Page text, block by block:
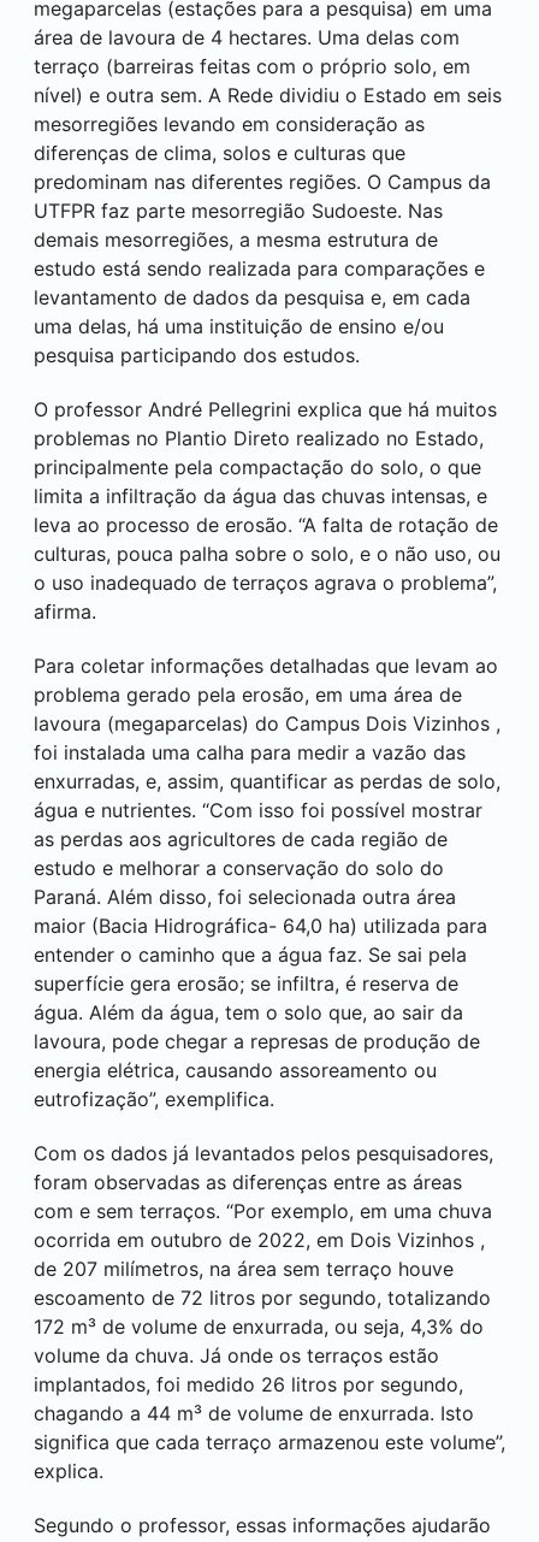
megaparcelas (estações para a pesquisa) em uma
área de lavoura de 4 hectares. Uma delas com
terraço (barreiras feitas com o próprio solo, em
nível) e outra sem. A Rede dividiu o Estado em seis
mesorregiões levando em consideração as
diferenças de clima, solos e culturas que
predominam nas diferentes regiões. O Campus da
UTFPR faz parte mesorregião Sudoeste. Nas
demais mesorregiões, a mesma estrutura de
estudo está sendo realizada para comparações e
levantamento de dados da pesquisa e, em cada
uma delas, há uma instituição de ensino e/ou
pesquisa participando dos estudos.
O professor André Pellegrini explica que há muitos
problemas no Plantio Direto realizado no Estado,
principalmente pela compactação do solo, o que
limita a infiltração da água das chuvas intensas, e
leva ao processo de erosão. “A falta de rotação de
culturas, pouca palha sobre o solo, e o não uso, ou
o uso inadequado de terraços agrava o problema”,
afirma.
Para coletar informações detalhadas que levam ao
problema gerado pela erosão, em uma área de
lavoura (megaparcelas) do Campus Dois Vizinhos ,
foi instalada uma calha para medir a vazão das
enxurradas, e, assim, quantificar as perdas de solo,
água e nutrientes. “Com isso foi possível mostrar
as perdas aos agricultores de cada região de
estudo e melhorar a conservação do solo do
Paraná. Além disso, foi selecionada outra área
maior (Bacia Hidrográfica- 64,0 ha) utilizada para
entender o caminho que a água faz. Se sai pela
superfície gera erosão; se infiltra, é reserva de
água. Além da água, tem o solo que, ao sair da
lavoura, pode chegar a represas de produção de
energia elétrica, causando assoreamento ou
eutrofização”, exemplifica.
Com os dados já levantados pelos pesquisadores,
foram observadas as diferenças entre as áreas
com e sem terraços. “Por exemplo, em uma chuva
ocorrida em outubro de 2022, em Dois Vizinhos ,
de 207 milímetros, na área sem terraço houve
escoamento de 72 litros por segundo, totalizando
172 m³ de volume de enxurrada, ou seja, 4,3% do
volume da chuva. Já onde os terraços estão
implantados, foi medido 26 litros por segundo,
chagando a 44 m³ de volume de enxurrada. Isto
significa que cada terraço armazenou este volume”,
explica.
Segundo o professor, essas informações ajudarão